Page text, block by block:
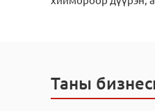
Таны